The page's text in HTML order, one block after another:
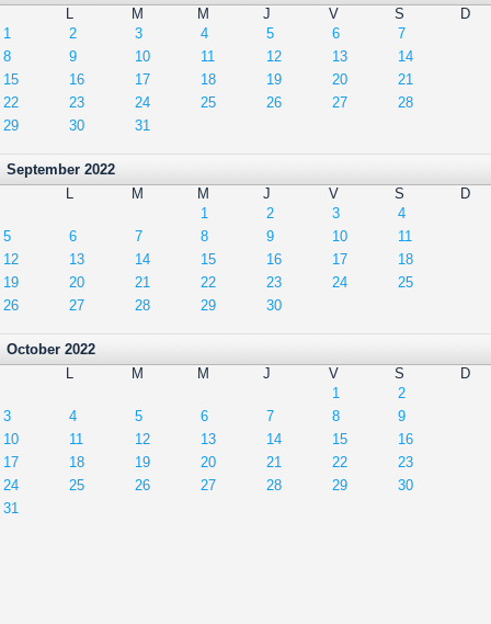
L
M M J V S
D
1
2 3 4 5 6
7
8
9 10 11 12 13
14
15
16 17 18 19 20
21
22
23 24 25 26 27
28
29
30 31
September 2022
L
M M J V S
D
1
2 3
4
5
6 7 8 9 10
11
12
13 14 15 16 17
18
19
20 21 22 23 24
25
26
27 28 29 30
October 2022
L
M M J V S
D
1
2
3
4 5 6 7 8
9
10
11 12 13 14 15
16
17
18 19 20 21 22
23
24
25 26 27 28 29
30
31